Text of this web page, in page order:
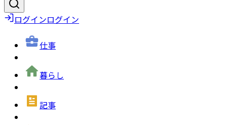
ログインログイン
仕事
暮らし
記事